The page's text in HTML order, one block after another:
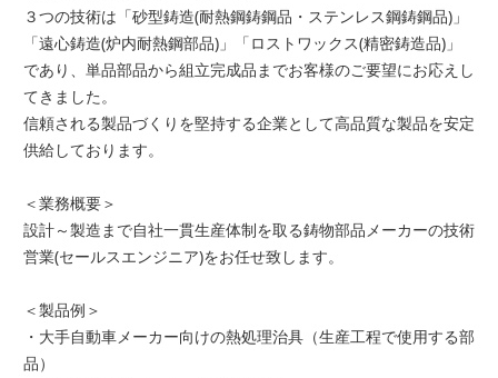
３つの技術は「砂型鋳造(耐熱鋼鋳鋼品・ステンレス鋼鋳鋼品)」
「遠心鋳造(炉内耐熱鋼部品)」「ロストワックス(精密鋳造品)」
であり、単品部品から組立完成品までお客様のご要望にお応えし
てきました。
信頼される製品づくりを堅持する企業として高品質な製品を安定
供給しております。
＜業務概要＞
設計～製造まで自社一貫生産体制を取る鋳物部品メーカーの技術
営業(セールスエンジニア)をお任せ致します。
＜製品例＞
・大手自動車メーカー向けの熱処理治具（生産工程で使用する部
品）